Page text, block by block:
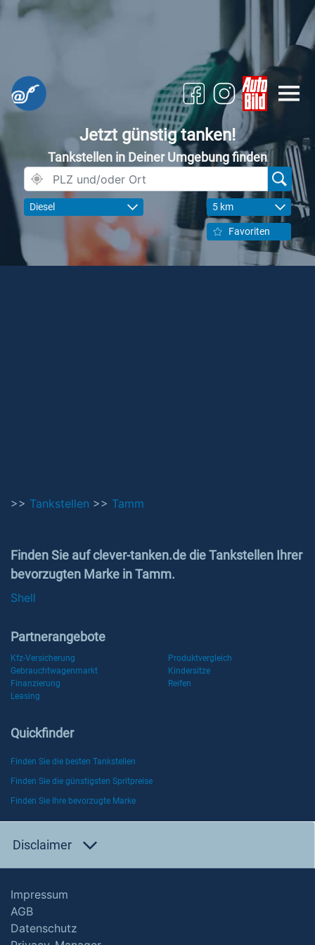
Jetzt günstig tanken!
Tankstellen in Deiner Umgebung finden
Diesel 5 km
Favoriten
>> Tankstellen >> Tamm
Finden Sie auf clever-tanken.de die Tankstellen Ihrer
bevorzugten Marke in Tamm.
Shell
Partnerangebote
Kfz-Versicherung
Produktvergleich
Gebrauchtwagenmarkt
Kindersitze
Finanzierung
Reifen
Leasing
Quickfinder
Finden Sie die besten Tankstellen
Finden Sie die günstigsten Spritpreise
Finden Sie Ihre bevorzugte Marke
Disclaimer
Impressum
AGB
Datenschutz